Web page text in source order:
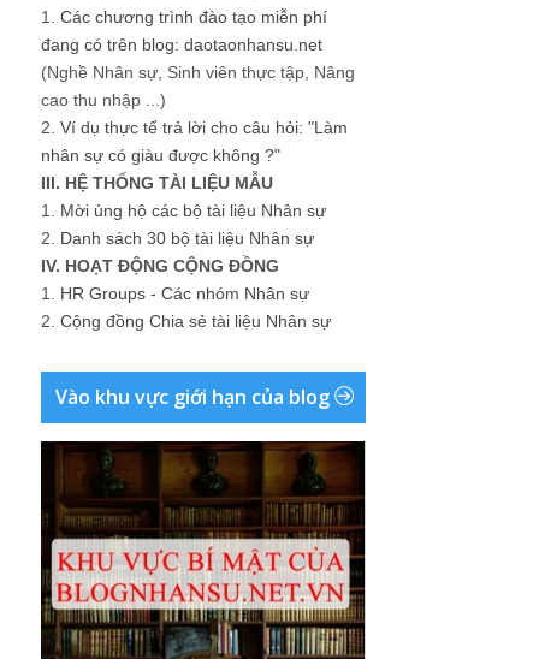
1. Các chương trình đào tạo miễn phí
đang có trên blog: daotaonhansu.net
(Nghề Nhân sự, Sinh viên thực tập, Nâng
cao thu nhập ...)
2. Ví dụ thực tế trả lời cho câu hỏi: "Làm
nhân sự có giàu được không ?"
III. HỆ THỐNG TÀI LIỆU MẪU
1. Mời ủng hộ các bộ tài liệu Nhân sự
2. Danh sách 30 bộ tài liệu Nhân sự
IV. HOẠT ĐỘNG CỘNG ĐỒNG
1. HR Groups - Các nhóm Nhân sự
2. Cộng đồng Chia sẻ tài liệu Nhân sự
Vào khu vực giới hạn của blog